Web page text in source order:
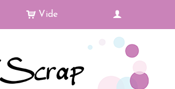
Vide